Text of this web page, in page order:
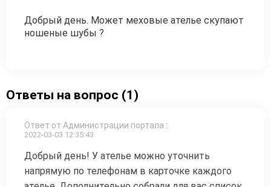
Добрый день. Может меховые ателье скупают
ношеные шубы ?
Ответы на вопрос (1)
Ответ от Администрации портала :
2022-03-03 12:35:43
Добрый день! У ателье можно уточнить
напрямую по телефонам в карточке каждого